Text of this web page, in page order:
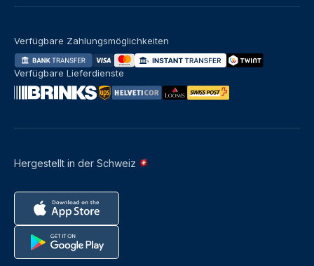
Hergestellt in der Schweiz
Verfügbare Zahlungsmöglichkeiten
Verfügbare Lieferdienste